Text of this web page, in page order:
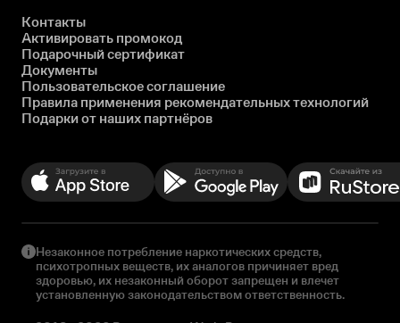
Контакты
Активировать промокод
Подарочный сертификат
Документы
Пользовательское соглашение
Правила применения рекомендательных технологий
Подарки от наших партнёров
Незаконное потребление наркотических средств,
психотропных веществ, их аналогов причиняет вред
здоровью, их незаконный оборот запрещен и влечет
установленную законодательством ответственность.